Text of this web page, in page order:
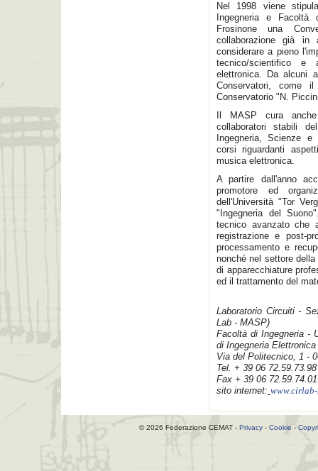
Nel 1998 viene
Ingegneria e
Frosinone una
collaborazione già
considerare a pieno
tecnico/scientifico e
elettronica. Da alcuni
Conservatori, come
Conservatorio "N.
Il MASP cura
collaboratori stabili
Ingegneria, Scienze
corsi riguardanti
musica elettronica.
A partire dall'anno
promotore ed
dell'Università "Tor
"Ingegneria del
tecnico avanzato che
registrazione e post-
processamento e
nonché nel settore
di apparecchiature
ed il trattamento del
Laboratorio Circuiti -
Lab - MASP)
Facoltà di Ingegneria -
di Ingegneria Elettronica
Via del Politecnico, 1 -
Tel. + 39 06 72.59.73.98
Fax + 39 06 72.59.74.01
sito internet:
© 2026 Federazione CEMAT - Privacy- Cookie -